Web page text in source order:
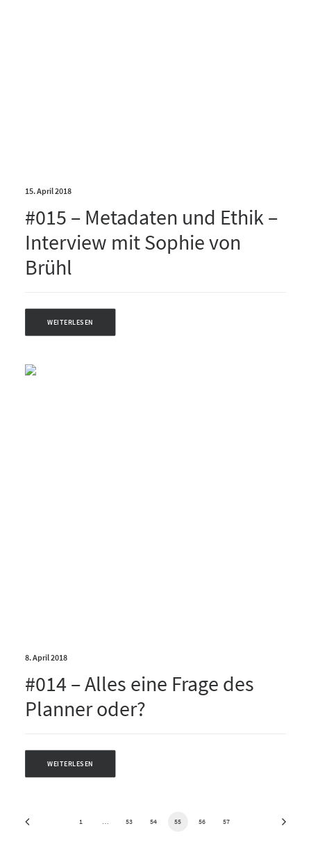
15. April 2018
#015 – Metadaten und Ethik –
Interview mit Sophie von
Brühl
WEITERLESEN
8. April 2018
#014 – Alles eine Frage des
Planner oder?
WEITERLESEN
1 53 54 55 56 57